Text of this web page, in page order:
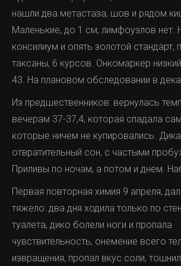
Впервые о проблеме веса я
сам. Потом кожа покраснела, пятно
сантиметров десять. Но само
не было, я и не пошёл никуда.
Теперь всё сходится. Укус клеща,
период, рецидивирующий артрит
Назначаю:
IgG к Borrelia burgdorferi - высокий титр
Суставная жидкость воспалительная
ПЦР суставной жидкости -
Borrelia
Я: Вероятно это боррелиоз (болезнь
Инфекция, передающаяся клещами.
вызывает артрит,даже через месяцы
нашли два метастаза, шов и рядом
Маленькие, до 1 см, лимфоузлов нет.
консилиум и опять золотой стандарт,
таксаны, 6 курсов. Онкомаркер
43. На плановом обследовании в
Из предшественников: вернулась
вечерам 37-37,4, которая спадала
которые ничем не купировались.
отвратительный сон, с частыми
Приливы по ночам, а потом и днем.
Первая повторная химия 9 апреля,
тяжело: два дня ходила только по
туалета, дико болели ноги и пропала
чувствительность, онемение всего
извращения, пропал вкус соли,